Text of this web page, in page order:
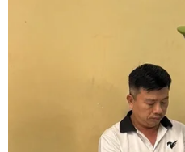
Có ít nhất 2 vụ đánh
các vụ nổ tại Sri Lanka
Cảnh sát và giới chức
các phần tử đánh bom liều